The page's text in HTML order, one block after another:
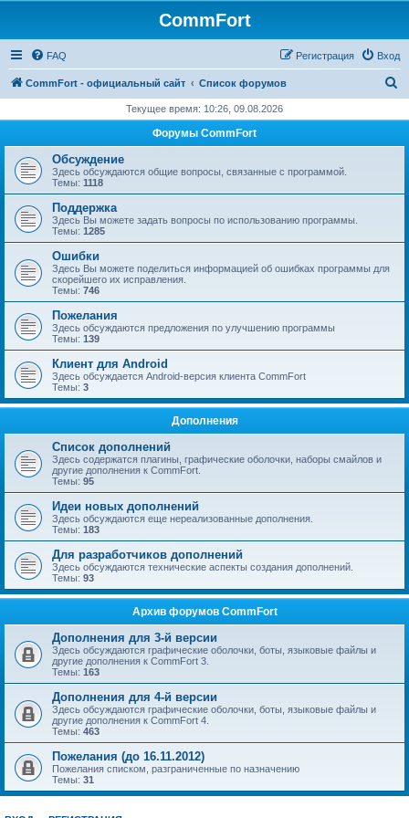
CommFort
FAQ Вход
Регистрация
CommFort - официальный сайт Список форумов
с
Текущее время: 10:26, 09.08.2026
Форумы CommFort
Обсуждение
Здесь обсуждаются общие вопросы, связанные с программой.
Темы: 1118
Поддержка
Здесь Вы можете задать вопросы по использованию программы.
Темы: 1285
Ошибки
Здесь Вы можете поделиться информацией об ошибках программы для
скорейшего их исправления.
Темы: 746
Пожелания
Здесь обсуждаются предложения по улучшению программы
Темы: 139
Клиент для Android
Здесь обсуждается Android-версия клиента CommFort
Темы: 3
Дополнения
Список дополнений
Здесь содержатся плагины, графические оболочки, наборы смайлов и
другие дополнения к CommFort.
Темы: 95
Идеи новых дополнений
Здесь обсуждаются еще нереализованные дополнения.
Темы: 183
Для разработчиков дополнений
Здесь обсуждаются технические аспекты создания дополнений.
Темы: 93
Архив форумов CommFort
Дополнения для 3-й версии
Здесь обсуждаются графические оболочки, боты, языковые файлы и
другие дополнения к CommFort 3.
Темы: 163
Дополнения для 4-й версии
Здесь обсуждаются графические оболочки, боты, языковые файлы и
другие дополнения к CommFort 4.
Темы: 463
Пожелания (до 16.11.2012)
Пожелания списком, разграниченные по назначению
Темы: 31